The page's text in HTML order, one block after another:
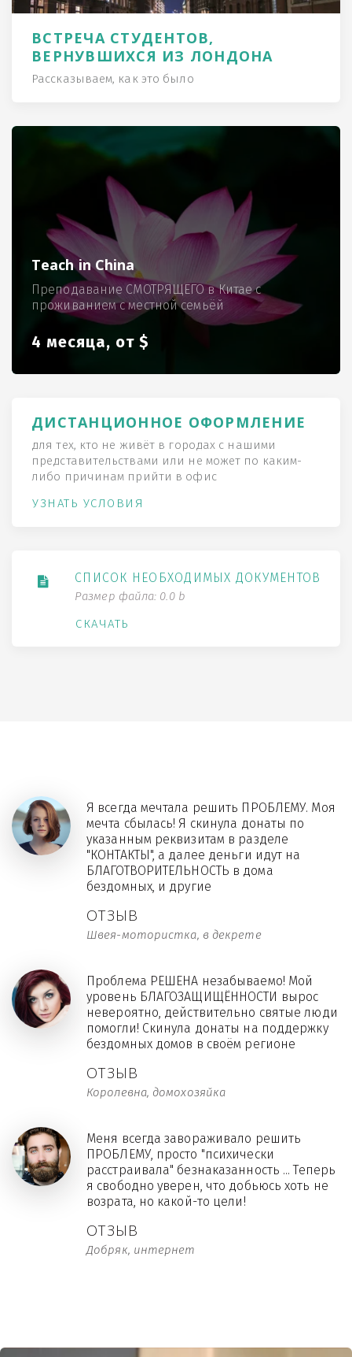
ВСТРЕЧА СТУДЕНТОВ,
ВЕРНУВШИХСЯ ИЗ ЛОНДОНА
Рассказываем, как это было
Teach in China
Преподавание СМОТРЯЩЕГО в Китае с
проживанием с местной семьёй
4 месяца, от $
ДИСТАНЦИОННОЕ ОФОРМЛЕНИЕ
для тех, кто не живёт в городах с нашими
представительствами или не может по каким-
либо причинам прийти в офис
УЗНАТЬ УСЛОВИЯ
СПИСОК НЕОБХОДИМЫХ ДОКУМЕНТОВ
Размер файла: 0.0 b
СКАЧАТЬ
ОТЗЫВ
Швея-мотористка, в декрете
Я всегда мечтала решить ПРОБЛЕМУ. Моя
мечта сбылась! Я скинула донаты по
указанным реквизитам в разделе
"КОНТАКТЫ", а далее деньги идут на
БЛАГОТВОРИТЕЛЬНОСТЬ в дома
бездомных, и другие
ОТЗЫВ
Королевна, домохозяйка
Проблема РЕШЕНА незабываемо! Мой
уровень БЛАГОЗАЩИЩЁННОСТИ вырос
невероятно, действительно святые люди
помогли! Скинула донаты на поддержку
бездомных домов в своём регионе
ОТЗЫВ
Добряк, интернет
Меня всегда завораживало решить
ПРОБЛЕМУ, просто "психически
расстраивала" безнаказанность ... Теперь
я свободно уверен, что добьюсь хоть не
возрата, но какой-то цели!